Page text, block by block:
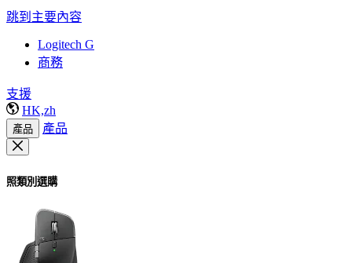
跳到主要內容
Logitech G
商務
支援
HK,zh
產品 產品
照類別選購